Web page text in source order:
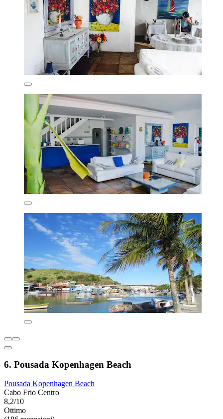
6. Pousada Kopenhagen Beach
Pousada Kopenhagen Beach
Cabo Frio Centro
8,2/10
Ottimo